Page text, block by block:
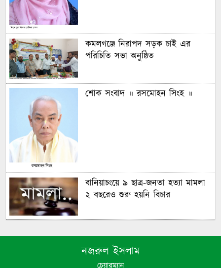
কমলগঞ্জে নিরাপদ সড়ক চাই এর
পরিচিতি সভা অনুষ্ঠিত
শোক সংবাদ ॥ রসমোহন সিংহ ॥
বানিয়াচংয়ে ৯ ছাত্র-জনতা হত্যা মামলা
২ বছরেও শুরু হয়নি বিচার
অঙ্গীকার বিএনপির- জিকে গউছ
নজরুল ইসলাম
চেয়ারম্যান